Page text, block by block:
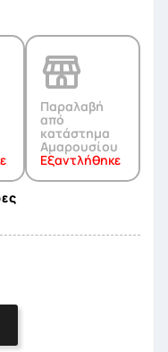
Παραλαβή
από
κατάστημα
Αμαρουσίου
Εξαντλήθηκε